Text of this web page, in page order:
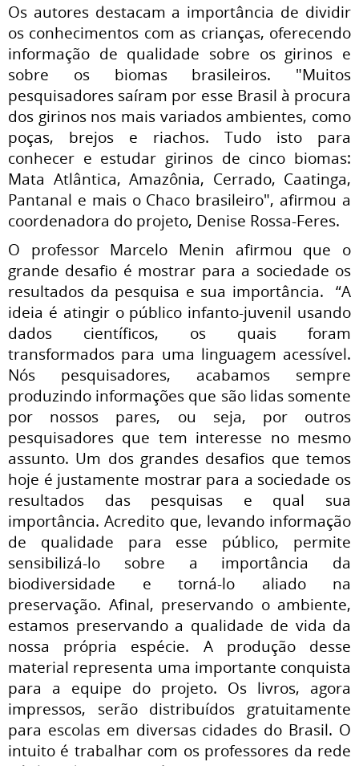
Os autores destacam a importância de dividir
os conhecimentos com as crianças, oferecendo
informação de qualidade sobre os girinos e
sobre os biomas brasileiros. "Muitos
pesquisadores saíram por esse Brasil à procura
dos girinos nos mais variados ambientes, como
poças, brejos e riachos. Tudo isto para
conhecer e estudar girinos de cinco biomas:
Mata Atlântica, Amazônia, Cerrado, Caatinga,
Pantanal e mais o Chaco brasileiro", afirmou a
coordenadora do projeto, Denise Rossa-Feres.
O professor Marcelo Menin afirmou que o
grande desafio é mostrar para a sociedade os
resultados da pesquisa e sua importância. “A
ideia é atingir o público infanto-juvenil usando
dados científicos, os quais foram
transformados para uma linguagem acessível.
Nós pesquisadores, acabamos sempre
produzindo informações que são lidas somente
por nossos pares, ou seja, por outros
pesquisadores que tem interesse no mesmo
assunto. Um dos grandes desafios que temos
hoje é justamente mostrar para a sociedade os
resultados das pesquisas e qual sua
importância. Acredito que, levando informação
de qualidade para esse público, permite
sensibilizá-lo sobre a importância da
biodiversidade e torná-lo aliado na
preservação. Afinal, preservando o ambiente,
estamos preservando a qualidade de vida da
nossa própria espécie. A produção desse
material representa uma importante conquista
para a equipe do projeto. Os livros, agora
impressos, serão distribuídos gratuitamente
para escolas em diversas cidades do Brasil. O
intuito é trabalhar com os professores da rede